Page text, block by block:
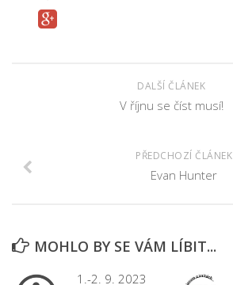
DALŠÍ ČLÁNEK
V říjnu se číst musí!
PŘEDCHOZÍ ČLÁNEK
Evan Hunter
MOHLO BY SE VÁM LÍBIT...
1.-2. 9. 2023